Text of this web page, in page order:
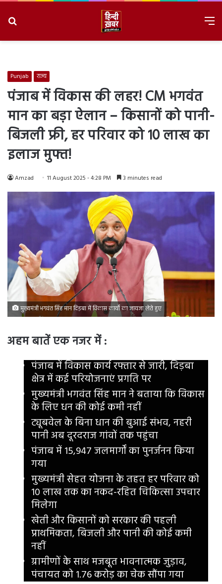
Punjab राज्य
पंजाब में विकास की लहर! CM भगवंत
मान का बड़ा ऐलान – किसानों को पानी-
बिजली फ्री, हर परिवार को 10 लाख का
इलाज मुफ्त!
Amzad 11 August 2025 - 4:28 PM 3 minutes read
मुख्यमंत्री भगवंत सिंह मान दिड़बा में विकास कार्यों का जायजा लेते हुए
अहम बातें एक नजर में:
पंजाब में विकास कार्य रफ्तार से जारी, दिड़बा
क्षेत्र में कई परियोजनाएं प्रगति पर
मुख्यमंत्री भगवंत सिंह मान ने बताया कि विकास
के लिए धन की कोई कमी नहीं
ट्यूबवेल के बिना धान की बुआई संभव, नहरी
पानी अब दूरदराज गांवों तक पहुंचा
पंजाब में 15,947 जलमार्गों का पुनर्जनन किया
गया
मुख्यमंत्री सेहत योजना के तहत हर परिवार को
10 लाख तक का नकद-रहित चिकित्सा उपचार
मिलेगा
खेती और किसानों को सरकार की पहली
प्राथमिकता, बिजली और पानी की कोई कमी
नहीं
ग्रामीणों के साथ मजबूत भावनात्मक जुड़ाव,
पंचायत को 1.76 करोड़ का चेक सौंपा गया